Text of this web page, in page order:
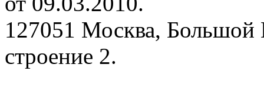
127051 Москва, Большой
строение 2.